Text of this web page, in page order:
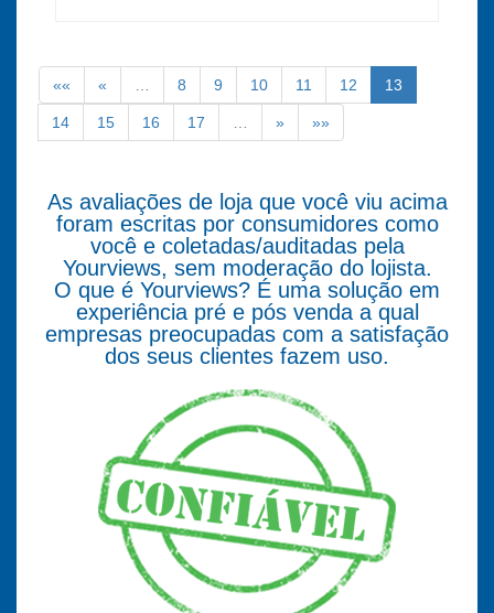
«« « 8 9 10 11 12 13
14 15 16 17 » »»
As avaliações de loja que você viu acima
foram escritas por consumidores como
você e coletadas/auditadas pela
Yourviews, sem moderação do lojista.
O que é Yourviews? É uma solução em
experiência pré e pós venda a qual
empresas preocupadas com a satisfação
dos seus clientes fazem uso.